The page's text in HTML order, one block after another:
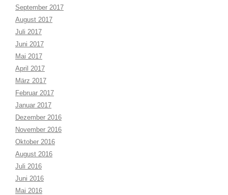
September 2017
August 2017
Juli 2017
Juni 2017
Mai 2017
April 2017
März 2017
Februar 2017
Januar 2017
Dezember 2016
November 2016
Oktober 2016
August 2016
Juli 2016
Juni 2016
Mai 2016